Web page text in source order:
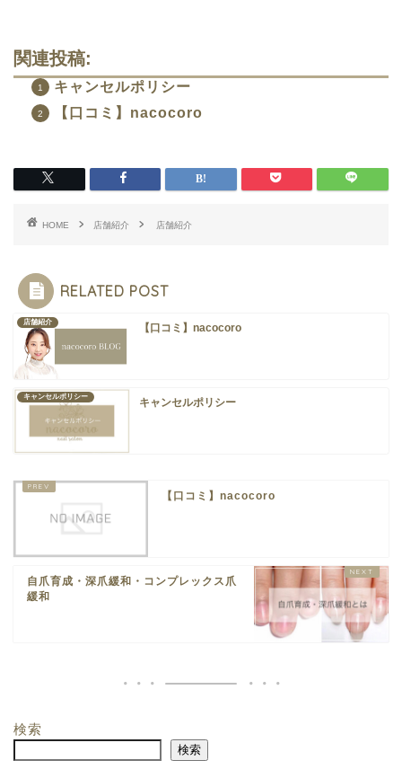
関連投稿:
キャンセルポリシー
【口コミ】nacocoro
HOME 店舗紹介 店舗紹介
RELATED POST
店舗紹介 【口コミ】nacocoro
キャンセルポリシー キャンセルポリシー
【口コミ】nacocoro
自爪育成・深爪緩和・コンプレックス爪
緩和
検索
検索